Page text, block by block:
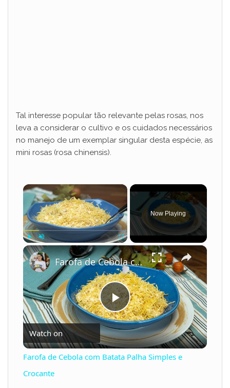
Tal interesse popular tão relevante pelas rosas, nos
leva a considerar o cultivo e os cuidados necessários
no manejo de um exemplar singular desta espécie, as
mini rosas (rosa chinensis).
×
Play Unmute
Now Playing
×
P
l
Farofa de Cebola com Batata Palha Simples e Crocante
Watch on
Farofa de Cebola com Batata Palha Simples e
Crocante